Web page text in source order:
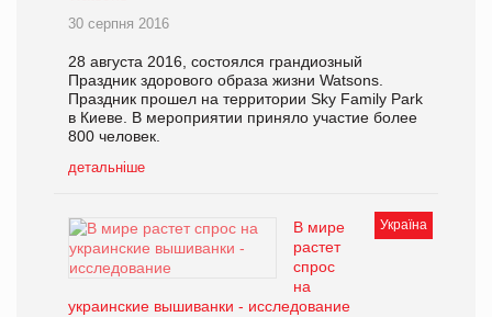
30 серпня 2016
28 августа 2016, состоялся грандиозный
Праздник здорового образа жизни Watsons.
Праздник прошел на территории Sky Family Park
в Киеве. В мероприятии приняло участие более
800 человек.
детальніше
Україна
В мире
растет
спрос
на
украинские вышиванки - исследование